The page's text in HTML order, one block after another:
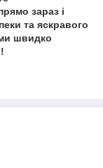
зараз і
та яскравого
швидко